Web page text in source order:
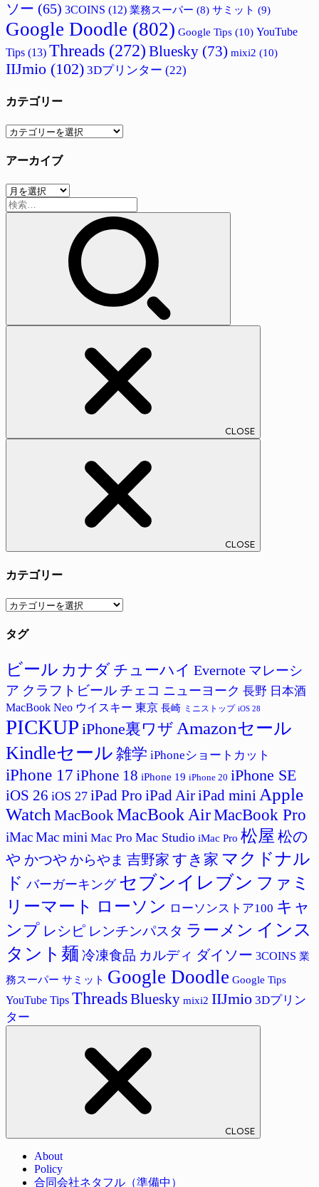
ソー (65) 3COINS (12) 業務スーパー (8) サミット (9)
Google Doodle (802) Google Tips (10) YouTube
Tips (13) Threads (272) Bluesky (73) mixi2 (10)
IIJmio (102) 3Dプリンター (22)
カテゴリー
カ
ゴ
ー
アーカイブ
ア
ー
検
索:
CLOSE
CLOSE
カテゴリー
カ
ゴ
ー
タグ
ビール カナダ チューハイ Evernote マレーシ
ア クラフトビール チェコ ニューヨーク 長野 日本酒
MacBook Neo ウイスキー 東京 長崎 ミニストップ iOS 28
PICKUP iPhone裏ワザ Amazonセール
Kindleセール 雑学 iPhoneショートカット
iPhone 17 iPhone 18 iPhone 19 iPhone 20 iPhone SE
iOS 26 iOS 27 iPad Pro iPad AiriPad miniApple
WatchMacBookMacBook AirMacBook Pro
iMacMac mini Mac Pro Mac Studio iMac Pro 松屋 松の
や かつや からやま 吉野家 すき家 マクドナル
ド バーガーキング セブンイレブン ファミ
リーマート ローソン ローソンストア100 キャ
ンプ レシピ レンチンパスタ ラーメン インス
タント麺 冷凍食品 カルディ ダイソー 3COINS 業
務スーパー サミット Google Doodle Google Tips
YouTube Tips ThreadsBluesky mixi2 IIJmio 3Dプリン
ター
CLOSE
About
Policy
合同会社ネタフル（準備中）